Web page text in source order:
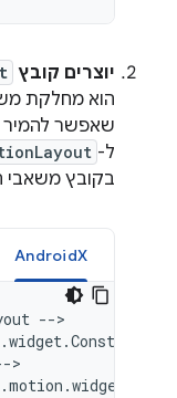
יוצרים קובץ
הוא מחלקת
שאפשר להמיר
ל-
בקובץ משאבי
AndroidX
-->
>